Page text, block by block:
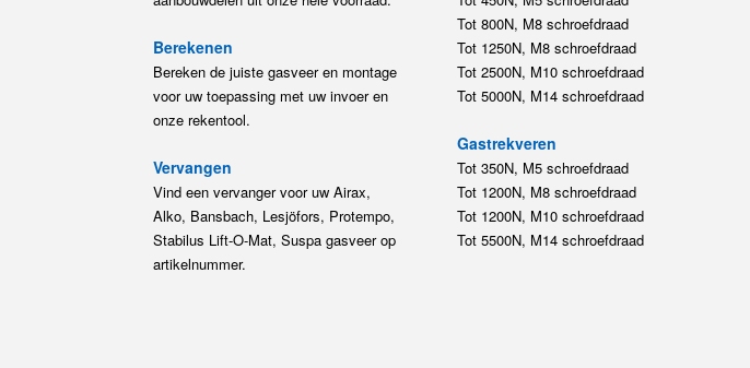
onze rekentool.
Vervangen
Vind een vervanger voor uw Airax,
Alko, Bansbach, Lesjöfors, Protempo,
Stabilus Lift-O-Mat, Suspa gasveer op
Gastrekveren
Tot 350N, M5 schroefdraad
Tot 1200N, M8 schroefdraad
Tot 1200N, M10 schroefdraad